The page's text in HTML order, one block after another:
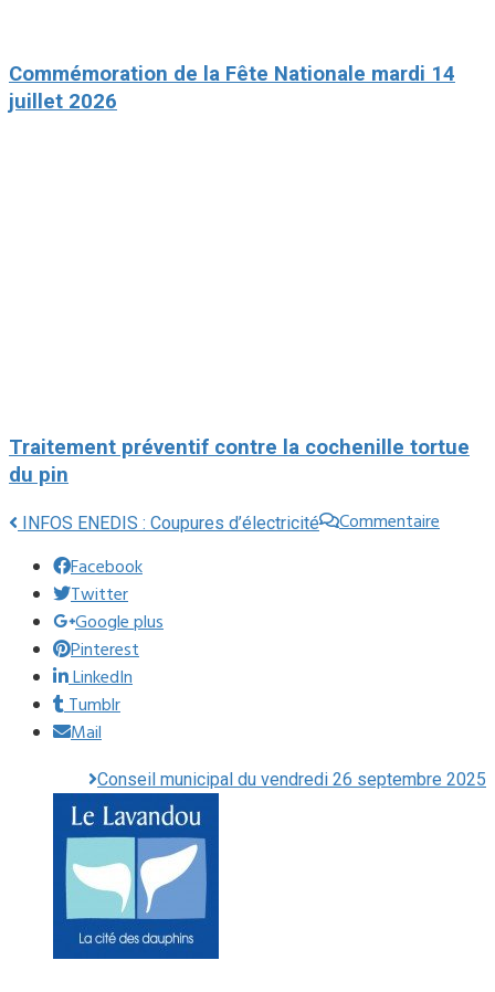
Commémoration de la Fête Nationale mardi 14
juillet 2026
Traitement préventif contre la cochenille tortue
du pin
INFOS ENEDIS : Coupures d’électricité
Commentaire
Facebook
Twitter
Google plus
Pinterest
LinkedIn
Tumblr
Mail
Conseil municipal du vendredi 26 septembre 2025